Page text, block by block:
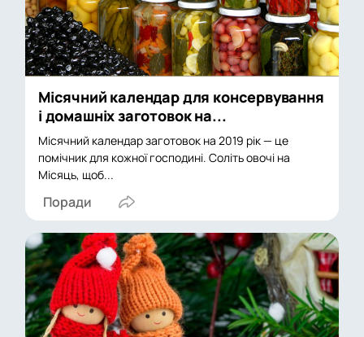
Місячний календар для консервування
і домашніх заготовок на...
Місячний календар заготовок на 2019 рік — це
помічник для кожної господині. Соліть овочі на
Місяць, щоб...
Поради